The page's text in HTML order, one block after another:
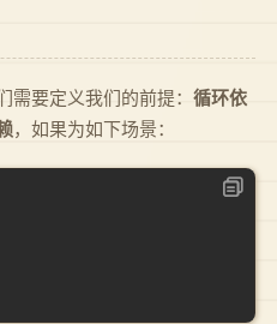
要定义我们的前提： 循环依
，如果为如下场景：